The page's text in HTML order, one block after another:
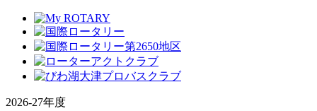
2026-27年度